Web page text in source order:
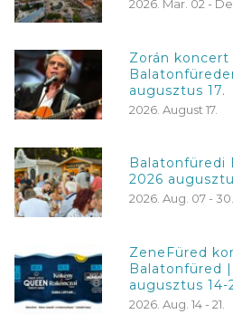
2026. Mar. 02 -
Zorán koncert
augusztus 17.
2026. August 17.
Balatonfüredi
2026
2026. Aug. 07 - 30.
ZeneFüred
Balatonfüred
augusztus 14-
2026. Aug. 14 - 21.